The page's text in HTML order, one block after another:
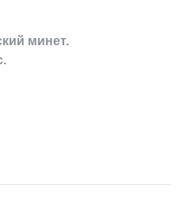
минет.